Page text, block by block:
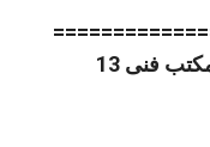
الطعن رقم 3126 لسنة 31 مكتب فنى 13